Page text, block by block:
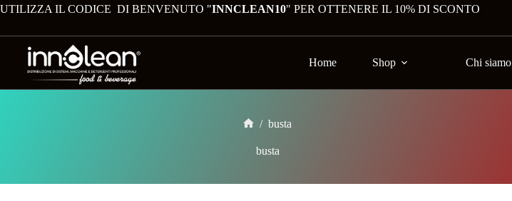
UTILIZZA IL CODICE DI BENVENUTO "INNCLEAN10" PER OTTENERE IL 10% DI SCONTO
Home Shop Chi siamo
/ busta
busta